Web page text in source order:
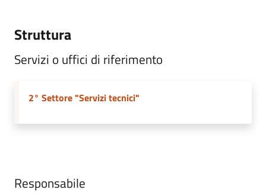
Seguici
su
Struttura
Servizi o uffici di riferimento
2° Settore "Servizi tecnici"
Responsabile